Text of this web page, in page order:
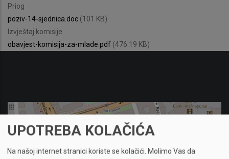
Priog
poziv-14-sjednica.doc (101 KB)
Izvještaj komisije
obavjest-komisija-za-mlade.pdf (476.19 KB)
UPOTREBA KOLAČIĆA
Na našoj internet stranici koriste se kolačići. Molimo Vas da